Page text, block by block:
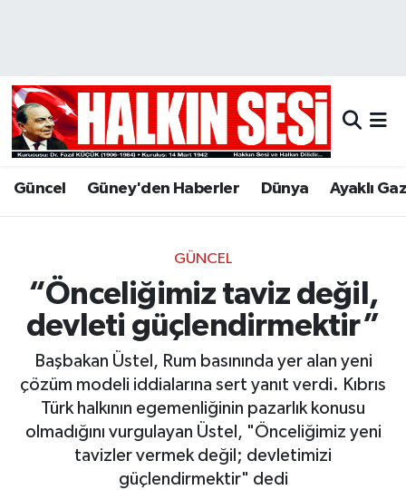
Güncel Güney'den Haberler Dünya Ayaklı
GÜNCEL
“Önceliğimiz taviz değil,
devleti güçlendirmektir”
Başbakan Üstel, Rum basınında yer alan yeni
çözüm modeli iddialarına sert yanıt verdi. Kıbrıs
Türk halkının egemenliğinin pazarlık konusu
olmadığını vurgulayan Üstel, "Önceliğimiz yeni
tavizler vermek değil; devletimizi
güçlendirmektir" dedi
Hava Durumu
Trafik Durumu
Son Dakika Haberleri
Haber Arşivi